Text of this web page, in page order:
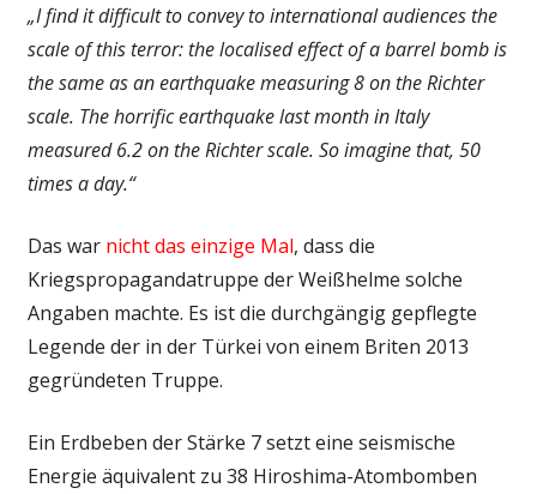
„I find it difficult to convey to international audiences the
scale of this terror: the localised effect of a barrel bomb is
the same as an earthquake measuring 8 on the Richter
scale. The horrific earthquake last month in Italy
measured 6.2 on the Richter scale. So imagine that, 50
times a day.“
Das war nicht das einzige Mal, dass die
Kriegspropagandatruppe der Weißhelme solche
Angaben machte. Es ist die durchgängig gepflegte
Legende der in der Türkei von einem Briten 2013
gegründeten Truppe.
Ein Erdbeben der Stärke 7 setzt eine seismische
Energie äquivalent zu 38 Hiroshima-Atombomben